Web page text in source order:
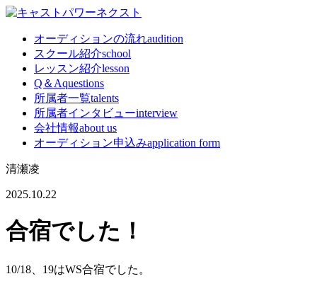
オーディションの流れaudition
スクール紹介school
レッスン紹介lesson
Q＆Aquestions
所属者一覧talents
所属者インタビューinterview
会社情報about us
オーディション申込みapplication form
清瀬凌
2025.10.22
合宿でした！
10/18、19はWS合宿でした。